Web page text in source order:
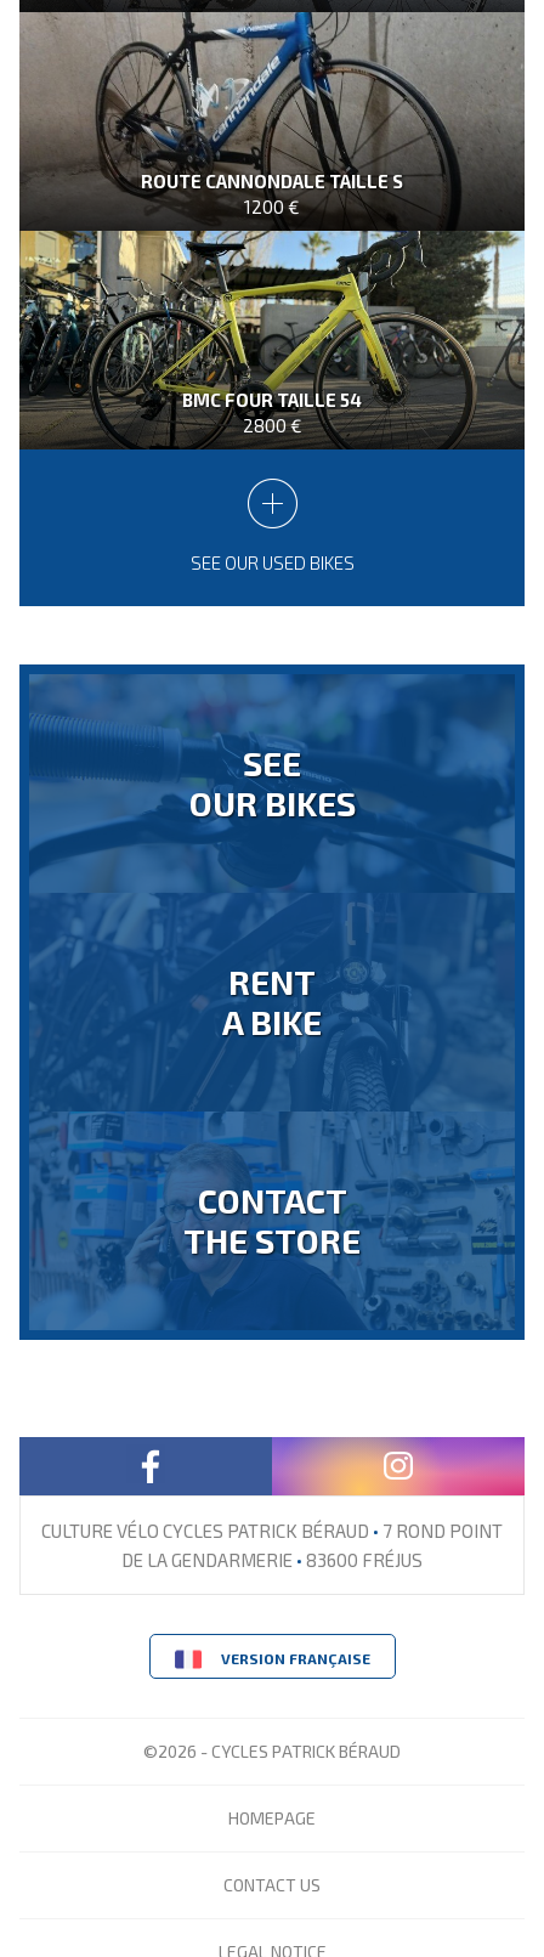
ROUTE CANNONDALE TAILLE S
1200 €
BMC FOUR TAILLE 54
2800 €
SEE OUR USED BIKES
SEE
OUR BIKES
RENT
A BIKE
CONTACT
THE STORE
CULTURE VÉLO CYCLES PATRICK BÉRAUD • 7 ROND POINT
DE LA GENDARMERIE • 83600 FRÉJUS
VERSION FRANÇAISE
©2026 - CYCLES PATRICK BÉRAUD
HOMEPAGE
CONTACT US
LEGAL NOTICE